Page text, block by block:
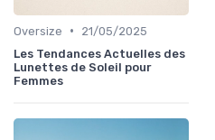
Oversize •
21/05/2025
Les Tendances Actuelles des
Lunettes de Soleil pour
Femmes